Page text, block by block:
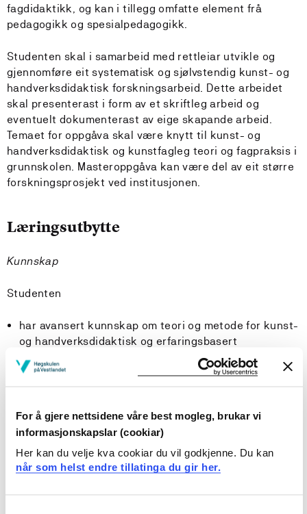
For å gjere nettsidene våre best mogleg, brukar vi
informasjonskapslar (cookiar)
Her kan du velje kva cookiar du vil godkjenne. Du kan
når som helst endre tillatinga du gir her.
fagdidaktikk, og kan i tillegg omfatte element frå
pedagogikk og spesialpedagogikk.
Studenten skal i samarbeid med rettleiar utvikle og
gjennomføre eit systematisk og sjølvstendig kunst- og
handverksdidaktisk forskningsarbeid. Dette arbeidet
skal presenterast i form av et skriftleg arbeid og
eventuelt dokumenterast av eige skapande arbeid.
Temaet for oppgåva skal være knytt til kunst- og
handverksdidaktisk og kunstfagleg teori og fagpraksis i
grunnskolen. Masteroppgåva kan være del av eit større
forskningsprosjekt ved institusjonen.
Læringsutbytte
Kunnskap
Studenten
har avansert kunnskap om teori og metode for kunst-
og handverksdidaktisk og erfaringsbasert
kunstfagleg forskningsarbeid
har inngåande innsikt i forskningsetiske spørsmål og
handverksdidaktiske fagfeltet, og spesiell innsikt i
valde problemområder
Ferdigheter